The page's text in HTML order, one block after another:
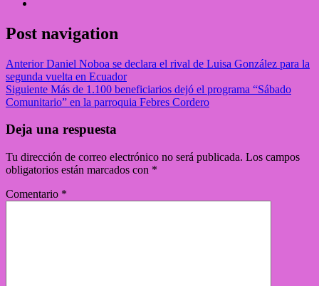
Post navigation
AnteriorDaniel Noboa se declara el rival de Luisa González para la
segunda vuelta en Ecuador
Siguiente Más de 1.100 beneficiarios dejó el programa “Sábado
Comunitario” en la parroquia Febres Cordero
Deja una respuesta
Tu dirección de correo electrónico no será publicada. Los campos
obligatorios están marcados con *
Comentario *